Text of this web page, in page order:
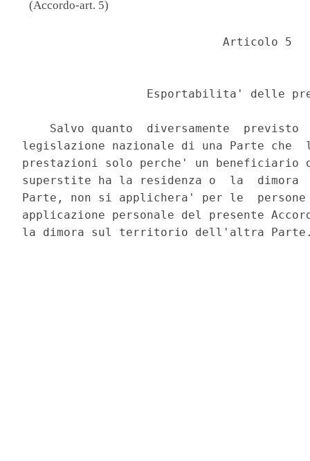
(Accordo-art. 5)
                             Articolo 5
Esportabilita' delle
Salvo quanto  diversamente  previsto
legislazione nazionale di una Parte
prestazioni solo perche' un beneficiario
superstite ha la residenza o  la
Parte, non si applichera' per le  persone
applicazione personale del presente
la dimora sul territorio dell'altra